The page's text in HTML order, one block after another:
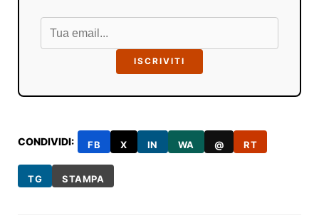
ISCRIVITI
CONDIVIDI: FB X IN WA @ RT
TG STAMPA